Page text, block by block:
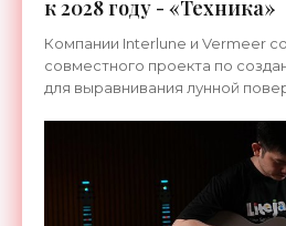
к 2028 году - «Техника»
Компании Interlune и Vermeer
совместного проекта по
для выравнивания лунной